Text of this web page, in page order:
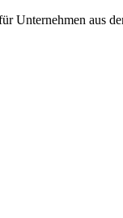
Unternehmen aus